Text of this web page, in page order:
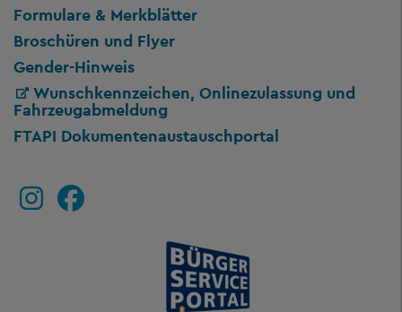
Formulare & Merkblätter
Broschüren und Flyer
Gender-Hinweis
Wunschkennzeichen, Onlinezulassung und
Fahrzeugabmeldung
FTAPI Dokumentenaustauschportal